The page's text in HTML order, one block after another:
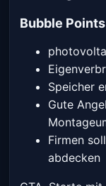
Bubble
Speicher
Gute
Firmen
abdecken